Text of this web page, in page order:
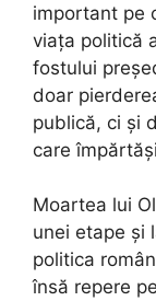
important pe
viața politică
fostului
doar
publică, ci și
care
Moartea lui
unei etape și
politica
însă repere